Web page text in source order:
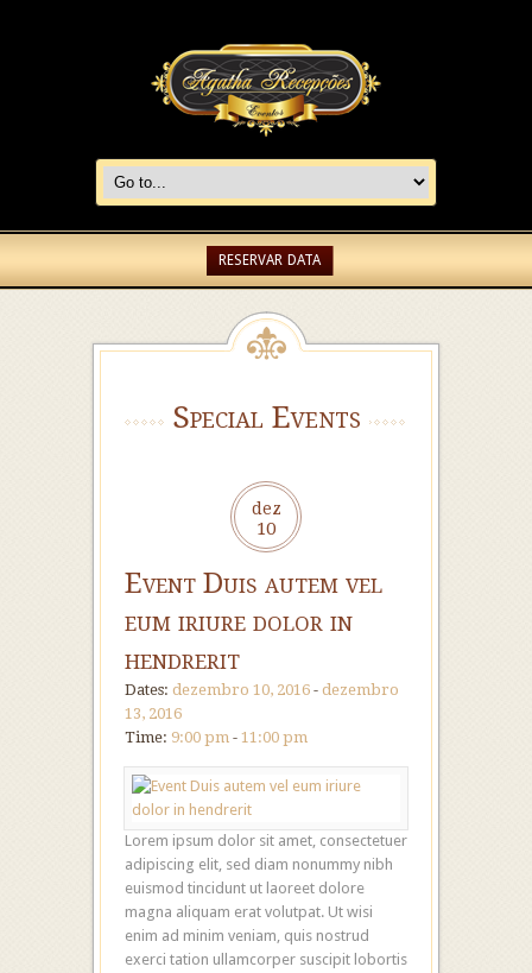
RESERVAR DATA
Special Events
dez
10
Event Duis autem vel
eum iriure dolor in
hendrerit
Dates: dezembro 10, 2016 - dezembro
13, 2016
Time: 9:00 pm - 11:00 pm
Lorem ipsum dolor sit amet, consectetuer
adipiscing elit, sed diam nonummy nibh
euismod tincidunt ut laoreet dolore
magna aliquam erat volutpat. Ut wisi
enim ad minim veniam, quis nostrud
exerci tation ullamcorper suscipit lobortis